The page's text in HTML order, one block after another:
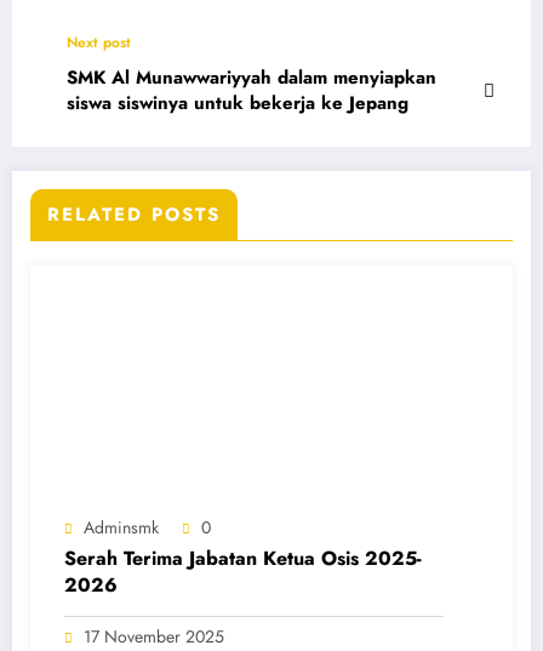
Next post
SMK Al Munawwariyyah dalam menyiapkan
siswa siswinya untuk bekerja ke Jepang
RELATED POSTS
Adminsmk 0
Serah Terima Jabatan Ketua Osis 2025-
2026
17 November 2025